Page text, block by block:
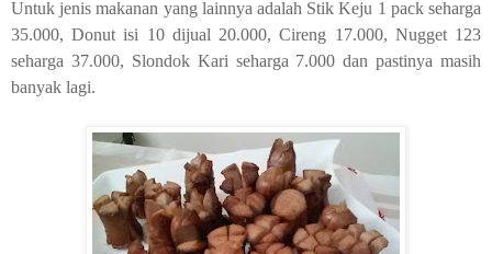
Untuk jenis makanan yang lainnya adalah Stik Keju 1 pack seharga
35.000, Donut isi 10 dijual 20.000, Cireng 17.000, Nugget 123
seharga 37.000, Slondok Kari seharga 7.000 dan pastinya masih
banyak lagi.